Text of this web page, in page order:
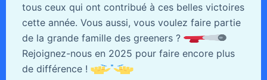
tous ceux qui ont contribué à ces belles victoires
cette année. Vous aussi, vous voulez faire partie
de la grande famille des greeners ?
Rejoignez-nous en 2025 pour faire encore plus
de différence !